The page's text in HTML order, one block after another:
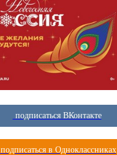
подписаться ВКонтакте
подписаться в Одноклассниках